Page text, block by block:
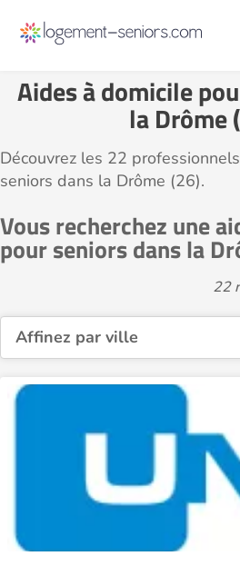
Aides à domicile
la Drôme
Découvrez les 22
seniors dans la Drôme (26).
Vous recherchez une
pour seniors dans la
22
Affinez par ville